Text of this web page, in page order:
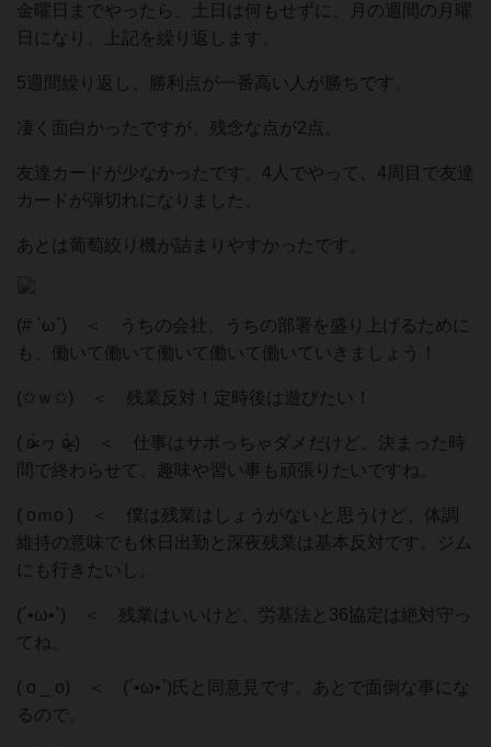
金曜日までやったら、土日は何もせずに、月の週間の月曜
日になり、上記を繰り返します。
5週間繰り返し、勝利点が一番高い人が勝ちです。
凄く面白かったですが、残念な点が2点。
友達カードが少なかったです。4人でやって、4周目で友達
カードが弾切れになりました。
あとは葡萄絞り機が詰まりやすかったです。
(# `ω´) ＜ うちの会社、うちの部署を盛り上げるために
も、働いて働いて働いて働いて働いていきましょう！
(✩ｗ✩) ＜ 残業反対！定時後は遊びたい！
( ʚ̴̶̷́ ヮ ʚ̴̶̷̥̀ ) ＜ 仕事はサボっちゃダメだけど、決まった時
間で終わらせて、趣味や習い事も頑張りたいですね。
( oｍo ) ＜ 僕は残業はしょうがないと思うけど、体調
維持の意味でも休日出勤と深夜残業は基本反対です。ジム
にも行きたいし。
(´•⁠ω•⁠`) ＜ 残業はいいけど、労基法と36協定は絶対守っ
てね。
( o _ o) ＜ (´•⁠ω•⁠`)氏と同意見です。あとで面倒な事にな
るので。